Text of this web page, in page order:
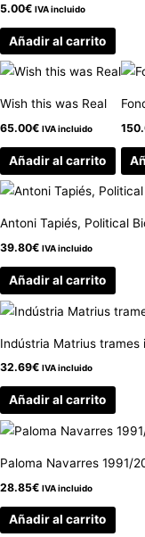
5.00€ IVA incluido
Añadir al carrito
Wish this was Real
65.00€ IVA incluido
Añadir al carrito
Antoni Tapiés, Political
39.80€ IVA incluido
Añadir al carrito
Indústria Matrius trames
32.69€ IVA incluido
Añadir al carrito
Paloma Navarres 1991/
28.85€ IVA incluido
Añadir al carrito